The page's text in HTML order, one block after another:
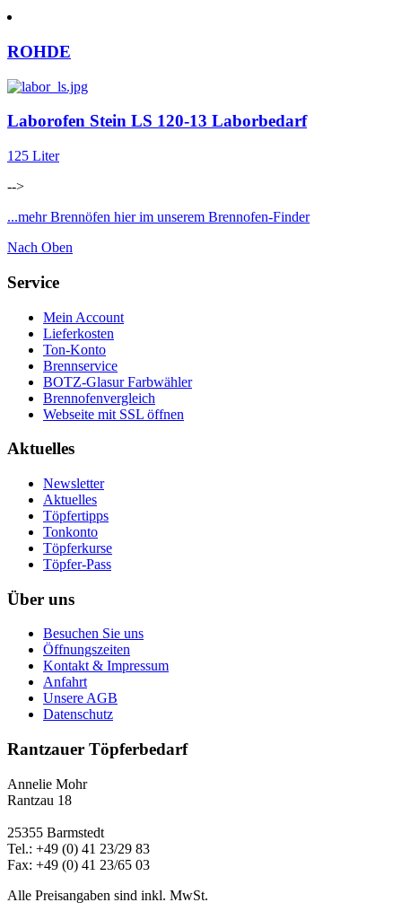
ROHDE
Laborofen Stein LS 120-13 Laborbedarf
125 Liter
-->
...mehr Brennöfen hier im unserem Brennofen-Finder
Nach Oben
Service
Mein Account
Lieferkosten
Ton-Konto
Brennservice
BOTZ-Glasur Farbwähler
Brennofenvergleich
Webseite mit SSL öffnen
Aktuelles
Newsletter
Aktuelles
Töpfertipps
Tonkonto
Töpferkurse
Töpfer-Pass
Über uns
Besuchen Sie uns
Öffnungszeiten
Kontakt & Impressum
Anfahrt
Unsere AGB
Datenschutz
Rantzauer Töpferbedarf
Annelie Mohr
Rantzau 18
25355 Barmstedt
Tel.: +49 (0) 41 23/29 83
Fax: +49 (0) 41 23/65 03
Alle Preisangaben sind inkl. MwSt.